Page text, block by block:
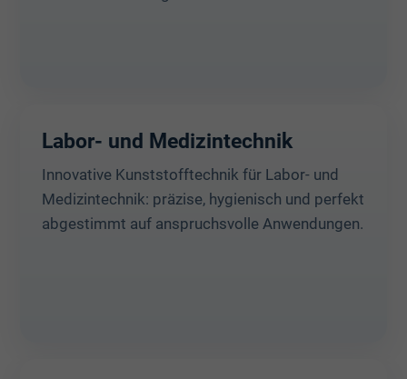
Labor- und Medizintechnik
Innovative Kunststofftechnik für Labor- und
Medizintechnik: präzise, hygienisch und perfekt
abgestimmt auf anspruchsvolle Anwendungen.